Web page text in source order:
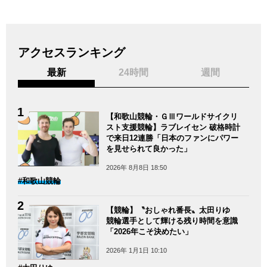
アクセスランキング
最新 24時間 週間
【和歌山競輪・ＧⅢワールドサイクリ
スト支援競輪】ラブレイセン 破格時計
で来日12連勝「日本のファンにパワー
を見せられて良かった」
2026年 8月8日 18:50
#和歌山競輪
【競輪】〝おしゃれ番長〟太田りゆ
競輪選手として輝ける残り時間を意識
「2026年こそ決めたい」
2026年 1月1日 10:10